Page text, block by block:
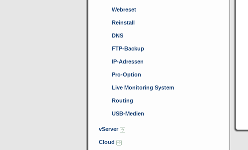
Webreset
Reinstall
DNS
FTP-Backup
IP-Adressen
Pro-Option
Live Monitoring System
Routing
USB-Medien
vServer
Cloud